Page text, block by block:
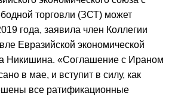
торговли (ЗСТ) может
года, заявила член Коллегии
Евразийской экономической
Никишина. «Соглашение с Ираном
в мае, и вступит в силу, как
все ратификационные